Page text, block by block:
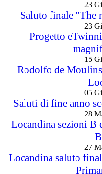
23
Saluto finale "The
23
Progetto
15
Rodolfo de
05
Saluti di fine anno
28
Locandina sezioni B
27
Locandina saluto